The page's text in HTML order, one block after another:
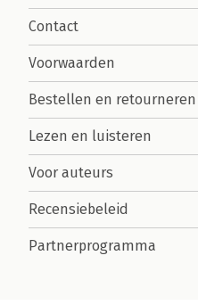
Contact
Voorwaarden
Bestellen en retourneren
Lezen en luisteren
Voor auteurs
Recensiebeleid
Partnerprogramma